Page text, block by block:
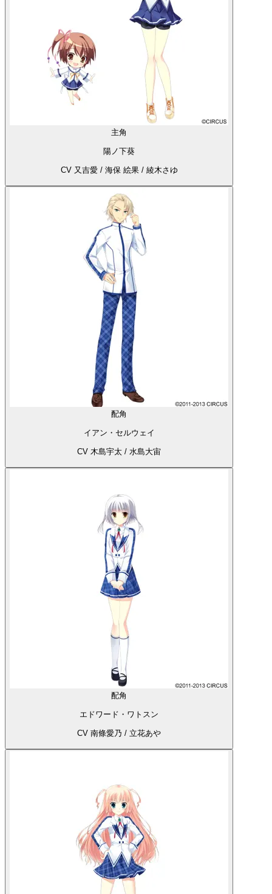
主角
陽ノ下葵
CV 又吉愛 / 海保 絵果 / 綾木さゆ
配角
イアン・セルウェイ
CV 木島宇太 / 水島大宙
配角
エドワード・ワトスン
CV 南條愛乃 / 立花あや